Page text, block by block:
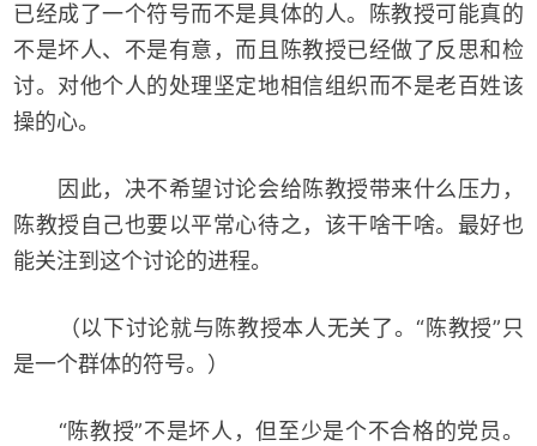
已经成了一个符号而不是具体的人。陈教授可能真的
不是坏人、不是有意，而且陈教授已经做了反思和检
讨。对他个人的处理坚定地相信组织而不是老百姓该
操的心。
因此，决不希望讨论会给陈教授带来什么压力，
陈教授自己也要以平常心待之，该干啥干啥。最好也
能关注到这个讨论的进程。
（以下讨论就与陈教授本人无关了。“陈教授”只
是一个群体的符号。）
“陈教授”不是坏人，但至少是个不合格的党员。